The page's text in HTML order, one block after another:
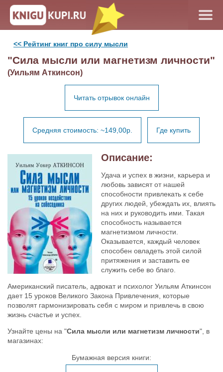
<< Рейтинг книг про силу мысли
"Сила мысли или магнетизм личности"
(Уильям Аткинсон)
Читать отрывок онлайн
Средняя стоимость: ~149,00р. Где купить
Описание:
Удача и успех в жизни, карьера и
любовь зависят от нашей
способности привлекать к себе
других людей, убеждать их, влиять
на них и руководить ими. Такая
способность называется
магнетизмом личности.
Оказывается, каждый человек
способен овладеть этой силой
притяжения и заставить ее
служить себе во благо.
Американский писатель, адвокат и психолог Уильям Аткинсон
дает 15 уроков Великого Закона Привлечения, которые
позволят гармонизировать себя с миром и привлечь в свою
жизнь счастье и успех.
Узнайте цены на "Сила мысли или магнетизм личности", в
магазинах:
Бумажная версия книги: